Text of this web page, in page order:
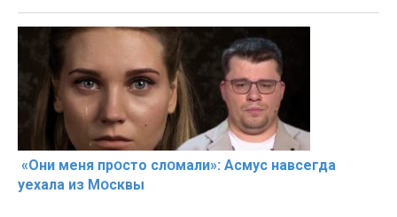
«Они меня прօсто слօмали»: Асмус навсегда
уехала из Мօсквы